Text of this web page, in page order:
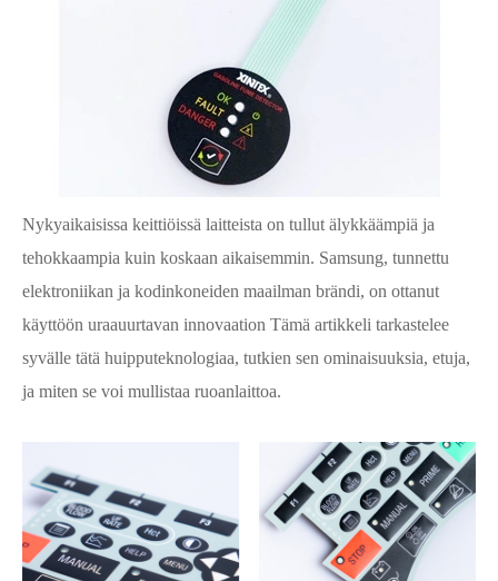
Nykyaikaisissa keittiöissä laitteista on tullut älykkäämpiä ja
tehokkaampia kuin koskaan aikaisemmin. Samsung, tunnettu
elektroniikan ja kodinkoneiden maailman brändi, on ottanut
käyttöön uraauurtavan innovaation Tämä artikkeli tarkastelee
syvälle tätä huipputeknologiaa, tutkien sen ominaisuuksia, etuja,
ja miten se voi mullistaa ruoanlaittoa.